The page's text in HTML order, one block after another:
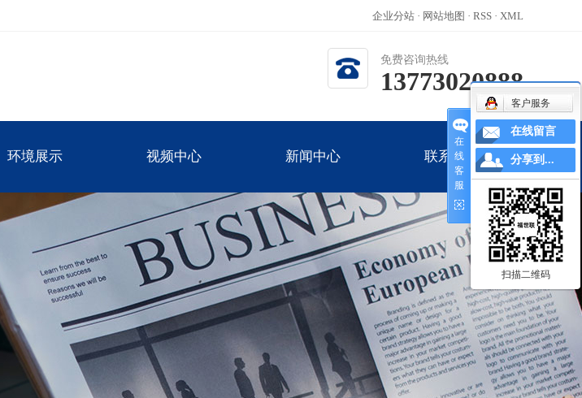
企业分站 · 网站地图 · RSS · XML
免费咨询热线
13773020888
环境展示
厂房图
视频中心
视频中心
新闻中心
新闻中心
公司新闻
行业新闻
技术知识
联系我们
联系我们
在
线
客
服
客户服务
在线留言
分享到...
扫描二维码